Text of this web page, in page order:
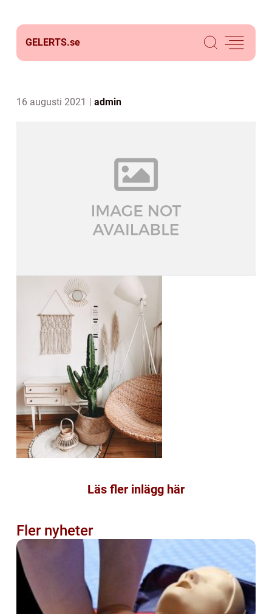
GELERTS.se
16 augusti 2021 admin
Läs fler inlägg här
Fler nyheter